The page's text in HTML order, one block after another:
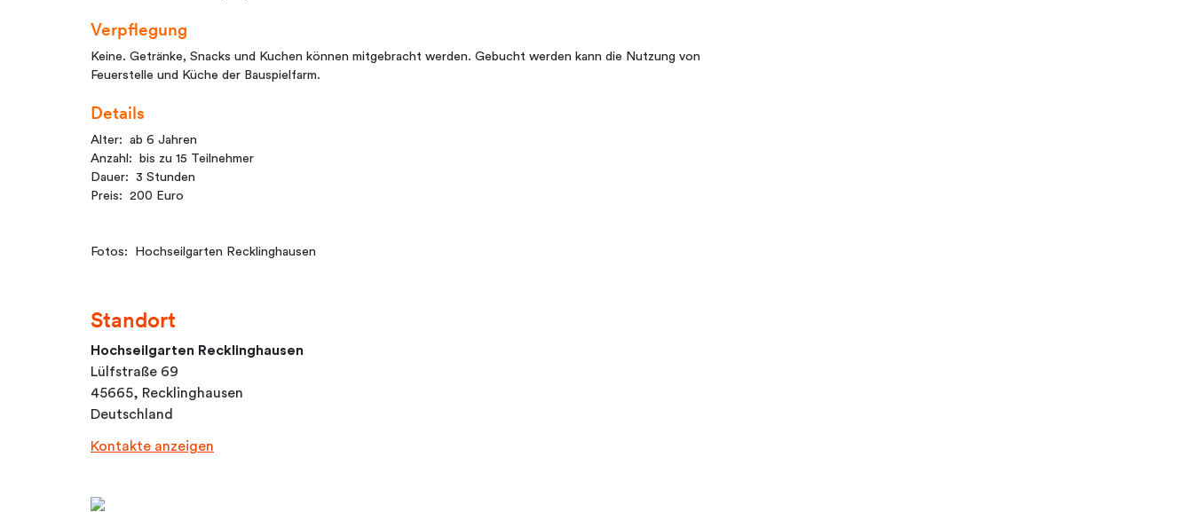
Verpflegung
Keine. Getränke, Snacks und Kuchen können mitgebracht werden. Gebucht werden kann die Nutzung von
Feuerstelle und Küche der Bauspielfarm.
Details
Alter: ab 6 Jahren
Anzahl: bis zu 15 Teilnehmer
Dauer: 3 Stunden
Preis: 200 Euro
Fotos: Hochseilgarten Recklinghausen
Standort
Hochseilgarten Recklinghausen
Lülfstraße 69
45665, Recklinghausen
Deutschland
Kontakte anzeigen